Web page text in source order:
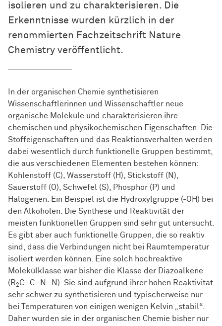
isolieren und zu charakterisieren. Die
Erkenntnisse wurden kürzlich in der
renommierten Fachzeitschrift Nature
Chemistry veröffentlicht.
In der organischen Chemie synthetisieren
Wissenschaftlerinnen und Wissenschaftler neue
organische Moleküle und charakterisieren ihre
chemischen und physikochemischen Eigenschaften. Die
Stoffeigenschaften und das Reaktionsverhalten werden
dabei wesentlich durch funktionelle Gruppen bestimmt,
die aus verschiedenen Elementen bestehen können:
Kohlenstoff (C), Wasserstoff (H), Stickstoff (N),
Sauerstoff (O), Schwefel (S), Phosphor (P) und
Halogenen. Ein Beispiel ist die Hydroxylgruppe (-OH) bei
den Alkoholen. Die Synthese und Reaktivität der
meisten funktionellen Gruppen sind sehr gut untersucht.
Es gibt aber auch funktionelle Gruppen, die so reaktiv
sind, dass die Verbindungen nicht bei Raumtemperatur
isoliert werden können. Eine solch hochreaktive
Molekülklasse war bisher die Klasse der Diazoalkene
(R2C=C=N=N). Sie sind aufgrund ihrer hohen Reaktivität
sehr schwer zu synthetisieren und typischerweise nur
bei Temperaturen von einigen wenigen Kelvin „stabil“.
Daher wurden sie in der organischen Chemie bisher nur